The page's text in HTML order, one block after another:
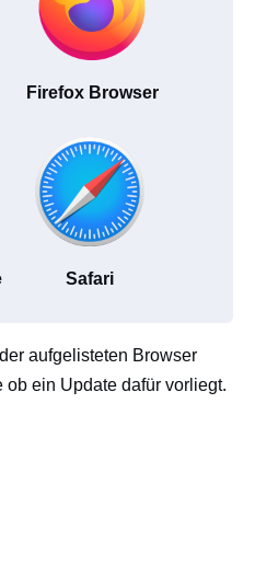
Firefox Browser
Safari
aufgelisteten Browser
ein Update dafür vorliegt.